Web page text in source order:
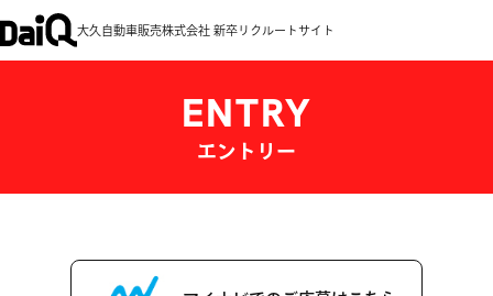
大久自動車販売株式会社 新卒リクルートサイト
エントリー
ENTRY